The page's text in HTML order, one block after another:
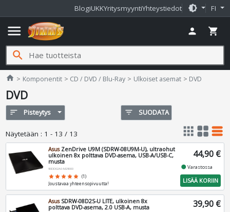
BlogiUKKYritysmyyntiYhteystiedot brightness_medium FI
menu person shopping_cart
search
home Jimms.fi
Komponentit CD / DVD / Blu-Ray Ulkoiset asemat DVD
DVD
sort Pisteytys filter_list SUODATA
Näytetään : 1 - 13 / 13 apps grid_view table_rows
AsusZenDrive U9M (SDRW-08U9M-U), ultraohut
ulkoinen 8x polttava DVD-asema, USB-A/USB-C,
musta
90DD02A0-M29000
star star star star star (1)
Joustavaa yhteensopivuutta!
44,90 €
fiber_manual_recordVarastossa
LISÄÄ KORIIN
AsusSDRW-08D2S-U LITE, ulkoinen 8x
polttava DVD-asema, 2.0 USB-A, musta
39,90 €